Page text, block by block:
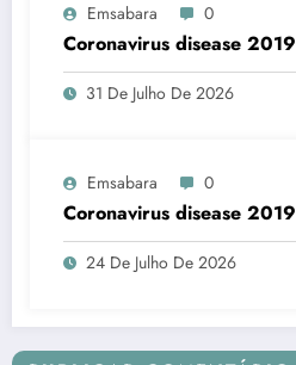
Emsabara 0
Coronavirus disease 2019
31 De Julho De 2026
Emsabara 0
Coronavirus disease 2019
24 De Julho De 2026